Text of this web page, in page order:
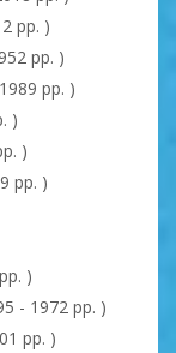
рр. )
рр. )
рр. )
)
)
рр. )
)
- 1972 рр. )
рр. )